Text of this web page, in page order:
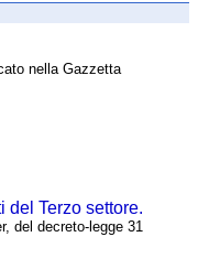
nella Gazzetta
Terzo settore.
del decreto-legge 31